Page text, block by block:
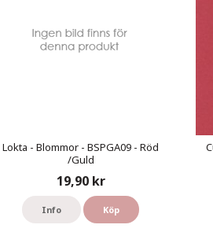
Lokta - Blommor - BSPGA09 - Röd
/Guld
19,90 kr
Info Köp